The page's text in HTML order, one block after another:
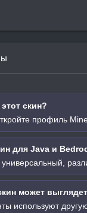
скин?
профиль
для Java и
может
используют